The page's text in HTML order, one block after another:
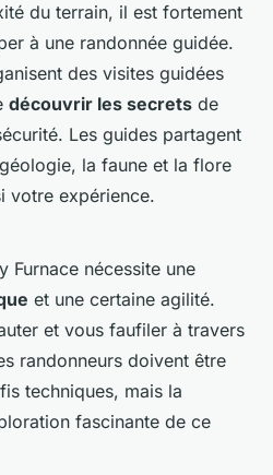
du terrain, il est fortement
à une randonnée guidée.
des visites guidées
découvrir les secrets de
Les guides partagent
la faune et la flore
votre expérience.
Furnace nécessite une
et une certaine agilité.
et vous faufiler à travers
randonneurs doivent être
techniques, mais la
fascinante de ce